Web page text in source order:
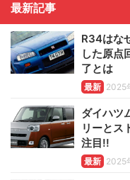
最新記事
R34はな
した原点
了とは
最新 2025
ダイハツ
リーとス
注目!!
最新 2025